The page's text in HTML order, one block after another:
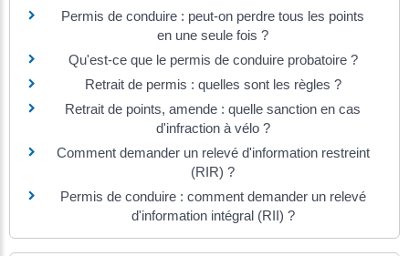
Permis de conduire : peut-on perdre tous les points
en une seule fois ?
Qu'est-ce que le permis de conduire probatoire ?
Retrait de permis : quelles sont les règles ?
Retrait de points, amende : quelle sanction en cas
d'infraction à vélo ?
Comment demander un relevé d'information restreint
(RIR) ?
Permis de conduire : comment demander un relevé
d'information intégral (RII) ?